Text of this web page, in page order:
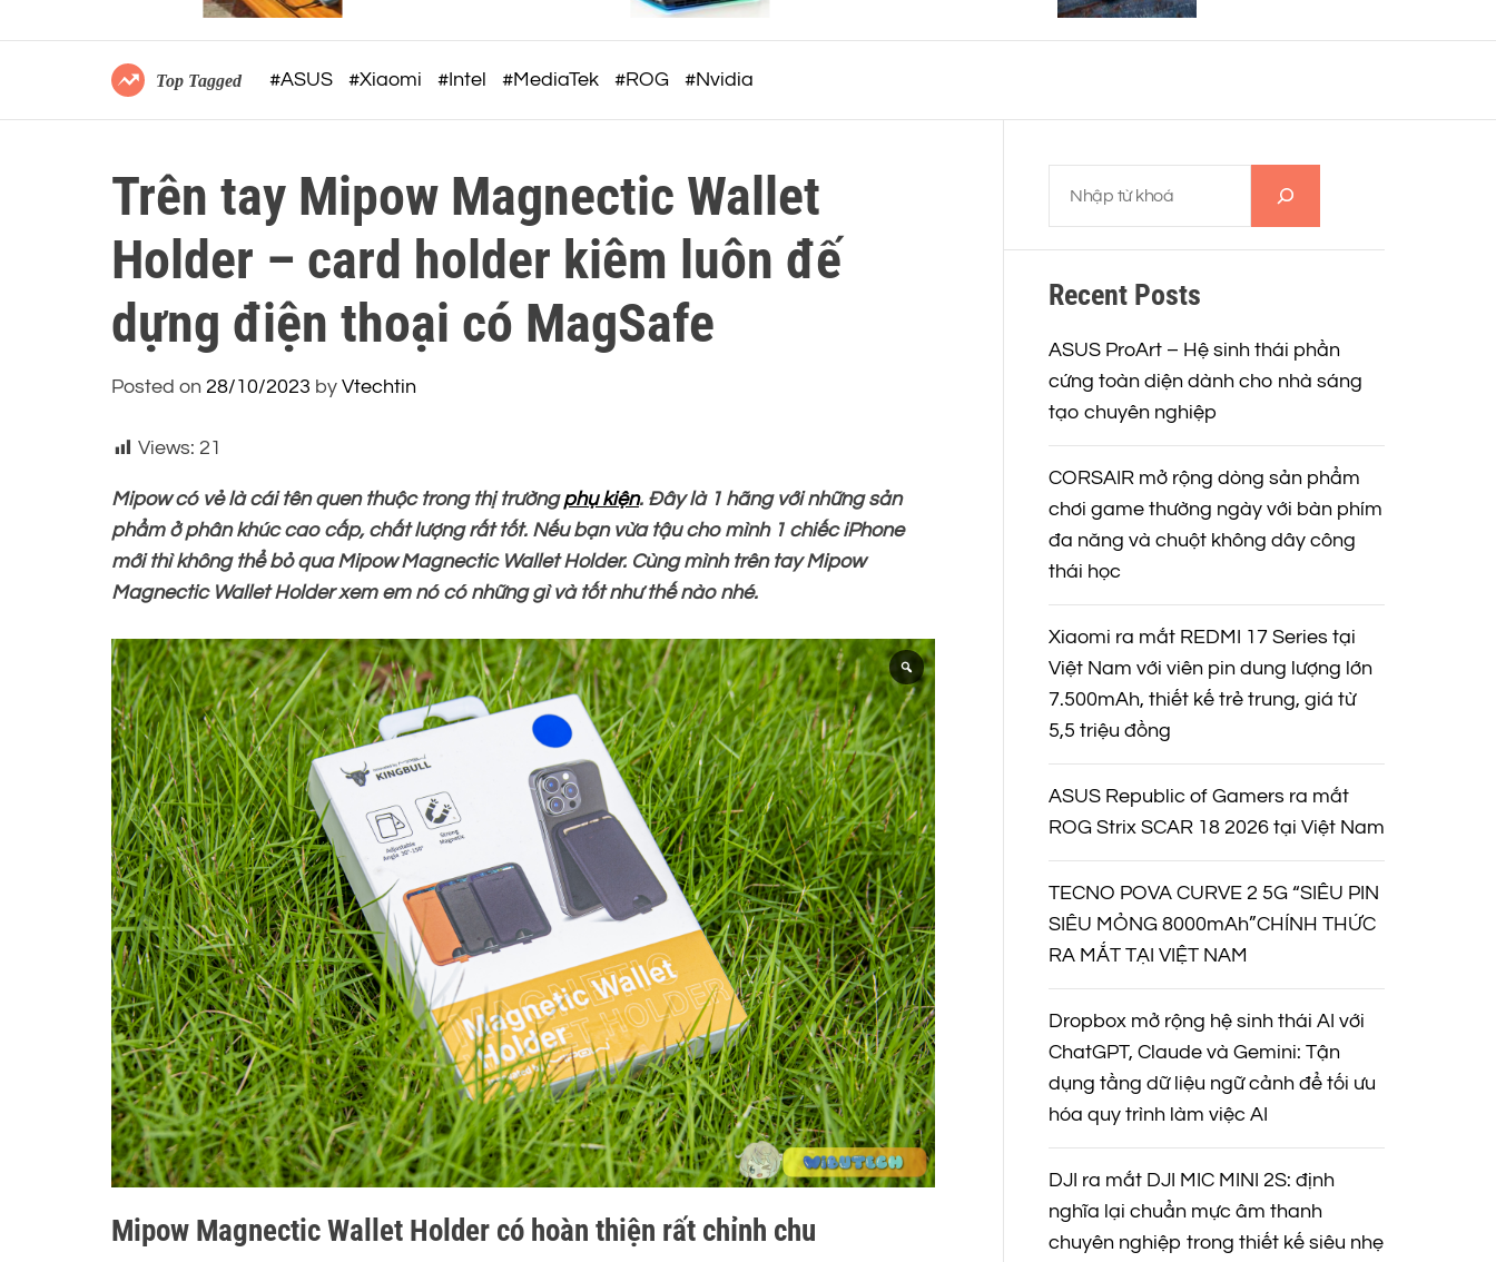
o
m
r
d
thiết kế trẻ trung, giá từ 5,5
triệu đồng
MẮT TẠI VIỆT NAM
Top Tagged #ASUS #Xiaomi #Intel #MediaTek #ROG #Nvidia
Trên tay Mipow Magnectic Wallet
Holder – card holder kiêm luôn đế
dựng điện thoại có MagSafe
Posted on 28/10/2023 by Vtechtin
Views: 21
Mipow có vẻ là cái tên quen thuộc trong thị trườngphụ kiện. Đây là 1 hãng với những sản
phẩm ở phân khúc cao cấp, chất lượng rất tốt. Nếu bạn vừa tậu cho mình 1 chiếc iPhone
mới thì không thể bỏ qua Mipow Magnectic Wallet Holder. Cùng mình trên tay Mipow
Magnectic Wallet Holder xem em nó có những gì và tốt như thế nào nhé.
Mipow Magnectic Wallet Holder có hoàn thiện rất chỉnh chu
m
i
m
Recent Posts
ASUS ProArt – Hệ sinh thái phần
cứng toàn diện dành cho nhà sáng
tạo chuyên nghiệp
CORSAIR mở rộng dòng sản phẩm
chơi game thường ngày với bàn phím
đa năng và chuột không dây công
thái học
Xiaomi ra mắt REDMI 17 Series tại
Việt Nam với viên pin dung lượng lớn
7.500mAh, thiết kế trẻ trung, giá từ
5,5 triệu đồng
ASUS Republic of Gamers ra mắt
ROG Strix SCAR 18 2026 tại Việt Nam
TECNO POVA CURVE 2 5G “SIÊU PIN
SIÊU MỎNG 8000mAh”CHÍNH THỨC
RA MẮT TẠI VIỆT NAM
Dropbox mở rộng hệ sinh thái AI với
ChatGPT, Claude và Gemini: Tận
dụng tầng dữ liệu ngữ cảnh để tối ưu
hóa quy trình làm việc AI
DJI ra mắt DJI MIC MINI 2S: định
nghĩa lại chuẩn mực âm thanh
chuyên nghiệp trong thiết kế siêu nhẹ